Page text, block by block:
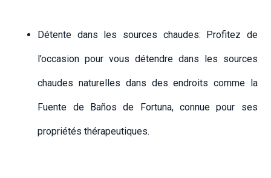
Détente dans les sources chaudes: Profitez de
l’occasion pour vous détendre dans les sources
chaudes naturelles dans des endroits comme la
Fuente de Baños de Fortuna, connue pour ses
propriétés thérapeutiques.